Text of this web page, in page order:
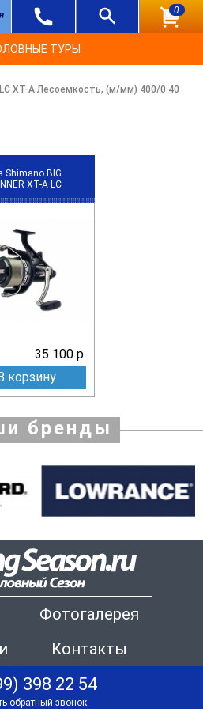
0
ТУРЫ
XT-A Лесоемкость, (м/мм) 400/0.40
Shimano BIG
XT-A LC
35 100 р.
корзину
бренды
Фотогалерея
Контакты
398 22 54
обратный звонок